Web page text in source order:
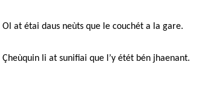
Ol at étai daus neùts que le couchét a la gare.
Çheùquin li at sunifiai que l’y étét bén jhaenant.